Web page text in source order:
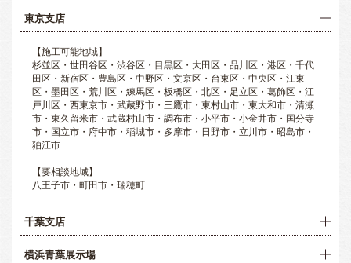
東京支店
【施工可能地域】
杉並区・世田谷区・渋谷区・目黒区・大田区・品川区・港区・千代
田区・新宿区・豊島区・中野区・文京区・台東区・中央区・江東
区・墨田区・荒川区・練馬区・板橋区・北区・足立区・葛飾区・江
戸川区・西東京市・武蔵野市・三鷹市・東村山市・東大和市・清瀬
市・東久留米市・武蔵村山市・調布市・小平市・小金井市・国分寺
市・国立市・府中市・稲城市・多摩市・日野市・立川市・昭島市・
狛江市
【要相談地域】
八王子市・町田市・瑞穂町
千葉支店
横浜青葉展示場